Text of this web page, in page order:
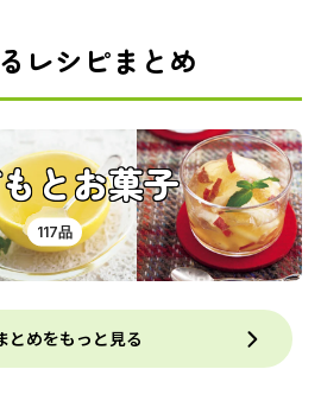
レシピまとめ
とお菓子
117品
とめをもっと見る